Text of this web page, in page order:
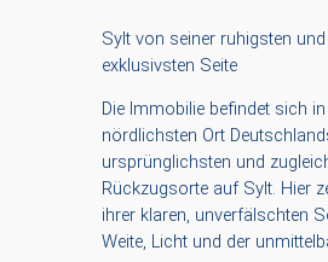
Sylt von seiner ruhigsten
exklusivsten Seite
Die Immobilie befindet sich
nördlichsten Ort
ursprünglichsten und
Rückzugsorte auf Sylt. Hier
ihrer klaren, unverfälschten
Weite, Licht und der